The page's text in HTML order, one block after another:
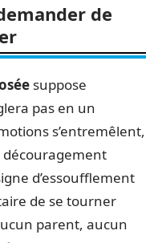
de
suppose
pas en un
s’entremêlent,
découragement
d’essoufflement
de se tourner
parent, aucun